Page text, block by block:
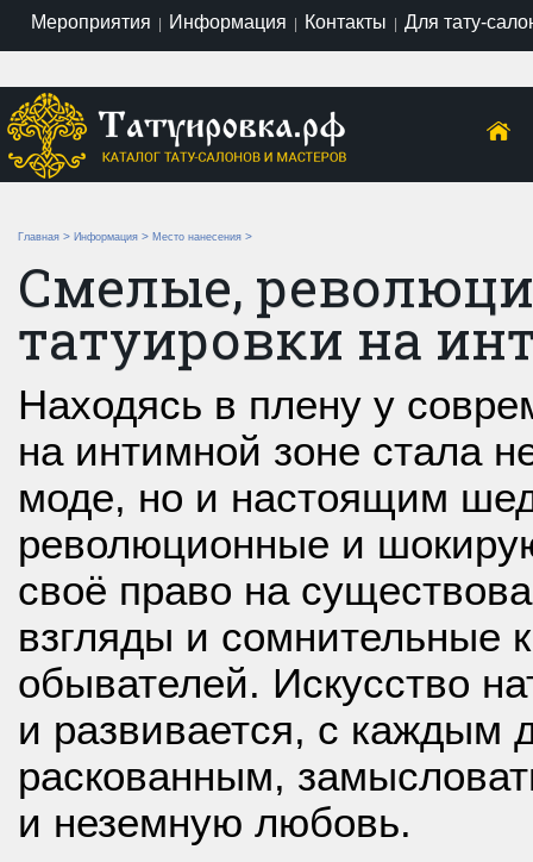
Мероприятия | Информация | Контакты | Для тату-
Главная > Информация > Место нанесения >
Смелые,
татуировки на
Находясь в плену у
на интимной зоне стала
моде, но и настоящим
революционные и
своё право на
взгляды и сомнительные
обывателей. Искусство
и развивается, с каждым
раскованным,
и неземную любовь.